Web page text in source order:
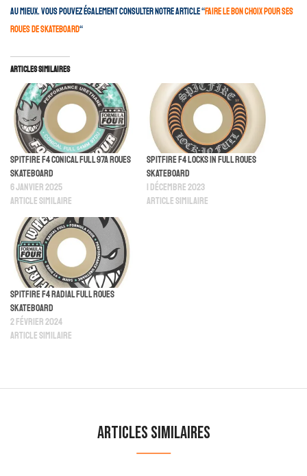
au mieux. Vous pouvez également consulter notre article “faire le bon choix pour ses
roues de skateboard“
Articles similaires
Spitfire F4 Conical Full 97a Roues
Skateboard
6 janvier 2025
Article similaire
Spitfire F4 Locks In Full Roues
Skateboard
1 décembre 2023
Article similaire
Spitfire F4 Radial Full Roues
Skateboard
2 février 2024
Article similaire
Articles similaires